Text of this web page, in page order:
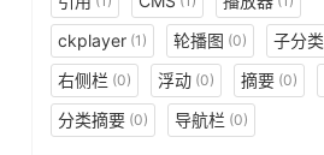
ckplayer (1) 轮播图 (0) 子分类
右侧栏 (0) 浮动 (0) 摘要 (0)
分类摘要 (0) 导航栏 (0)